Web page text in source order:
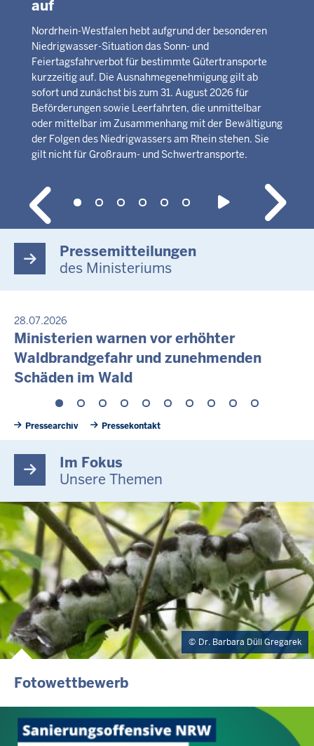
auf
Nordrhein-Westfalen hebt aufgrund der besonderen
Niedrigwasser-Situation das Sonn- und
Feiertagsfahrverbot für bestimmte Gütertransporte
kurzzeitig auf. Die Ausnahmegenehmigung gilt ab
sofort und zunächst bis zum 31. August 2026 für
Beförderungen sowie Leerfahrten, die unmittelbar
oder mittelbar im Zusammenhang mit der Bewältigung
der Folgen des Niedrigwassers am Rhein stehen. Sie
gilt nicht für Großraum- und Schwertransporte.
Pressemitteilungen
des Ministeriums
PRESSEMITTEILUNG
28.07.2026
Sonntag,
9
August
10:16
Ministerien warnen vor erhöhter
Waldbrandgefahr und zunehmenden
Schäden im Wald
Pressearchiv Pressekontakt
Im Fokus
Unsere Themen
Dr. Barbara Düll Gregarek
Fotowettbewerb